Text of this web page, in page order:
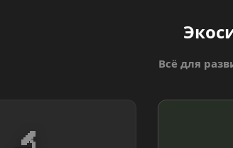
Всё для